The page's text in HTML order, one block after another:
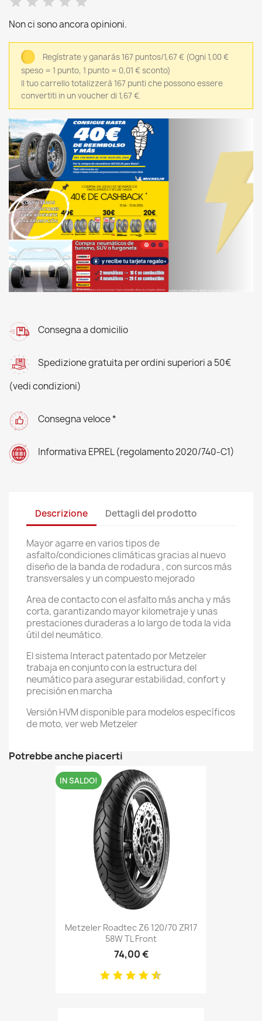
Non ci sono ancora opinioni.
Regístrate y ganarás 167 puntos/1,67 € (Ogni 1,00 €
speso = 1 punto, 1 punto = 0,01 € sconto)
Il tuo carrello totalizzerà 167 punti che possono essere
convertiti in un voucher di 1,67 €.
Consegna a domicilio
Spedizione gratuita per ordini superiori a 50€
(vedi condizioni)
Consegna veloce *
Informativa EPREL (regolamento 2020/740-C1)
Descrizione Dettagli del prodotto
Mayor agarre en varios tipos de
asfalto/condiciones climáticas gracias al nuevo
diseño de la banda de rodadura , con surcos más
transversales y un compuesto mejorado
Area de contacto con el asfalto más ancha y más
corta, garantizando mayor kilometraje y unas
prestaciones duraderas a lo largo de toda la vida
útil del neumático.
El sistema Interact patentado por Metzeler
trabaja en conjunto con la estructura del
neumático para asegurar estabilidad, confort y
precisión en marcha
Versión HVM disponible para modelos específicos
de moto, ver web Metzeler
Potrebbe anche piacerti
Metzeler Roadtec Z6 120/70 ZR17
58W TL Front
74,00 €
IN SALDO!